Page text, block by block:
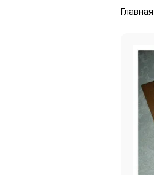
Главная